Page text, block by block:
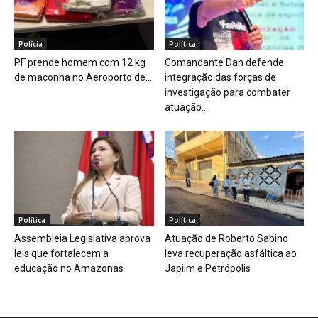
Polícia
PF prende homem com 12 kg
de maconha no Aeroporto de...
Política
Comandante Dan defende
integração das forças de
investigação para combater
atuação...
Política
Assembleia Legislativa aprova
leis que fortalecem a
educação no Amazonas
Política
Atuação de Roberto Sabino
leva recuperação asfáltica ao
Japiim e Petrópolis